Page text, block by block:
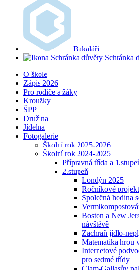
Bakaláři
Schránka
O škole
Zápis 2026
Pro rodiče a žáky
Kroužky
ŠPP
Družina
Jídelna
Fotogalerie
Školní rok 2025-2026
Školní rok 2024-2025
Přípravná třída a
2.stupeň
Londýn 2025
Ročníkové
Společná hodina
Boston a New
návštěvě
Zachraň jídlo-
Matematika hrou
Internetové
pro sedmé třídy
Clam-Gallasův